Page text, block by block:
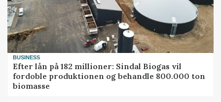
BUSINESS
Efter lån på 182 millioner: Sindal Biogas vil
fordoble produktionen og behandle 800.000 ton
biomasse